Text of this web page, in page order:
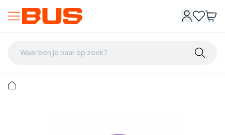
Waar ben je naar op zoek?